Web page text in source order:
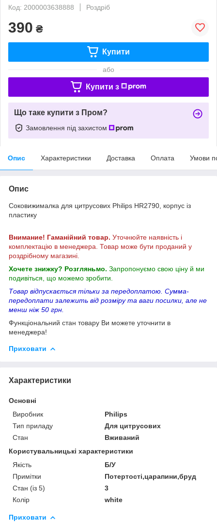
Код: 2000003638888
Роздріб
390 ₴
Купити
або
Купити з
Що таке купити з Пром?
Замовлення під захистом
Опис Характеристики Доставка Оплата Умови
Опис
Соковижималка для цитрусових Philips HR2790, корпус із
пластику
Внимание! Гаманійний товар. Уточнюйте наявність і
комплектацію в менеджера. Товар може бути проданий у
роздрібному магазині.
Хочете знижку? Розгляньмо. Запропонуємо свою ціну й ми
подивіться, що можемо зробити.
Товар відпускається тільки за передоплатою. Сумма-
передоплати залежить від розміру та ваги посилки, але не
менш ніж 50 грн.
Функціональний стан товару Ви можете уточнити в
менеджера!
Приховати
Характеристики
Основні
Виробник
Philips
Тип приладу
Для цитрусових
Стан
Вживаний
Користувальницькі характеристики
Якість
Б/У
Примітки
Потертості,царапини,бруд
Стан (із 5)
3
Колір
white
Приховати